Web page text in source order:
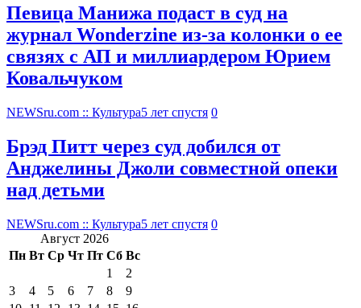
Певица Манижа подаст в суд на
журнал Wonderzine из-за колонки о ее
связях с АП и миллиардером Юрием
Ковальчуком
NEWSru.com :: Культура5 лет спустя 0
Брэд Питт через суд добился от
Анджелины Джоли совместной опеки
над детьми
NEWSru.com :: Культура5 лет спустя 0
Август 2026
Пн Вт Ср Чт Пт Сб Вс
1
2
3
4 5 6 7 8
9